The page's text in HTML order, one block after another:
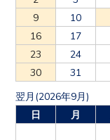
9
10
16
17
23
24
30
31
翌月(2026年9月)
日
月